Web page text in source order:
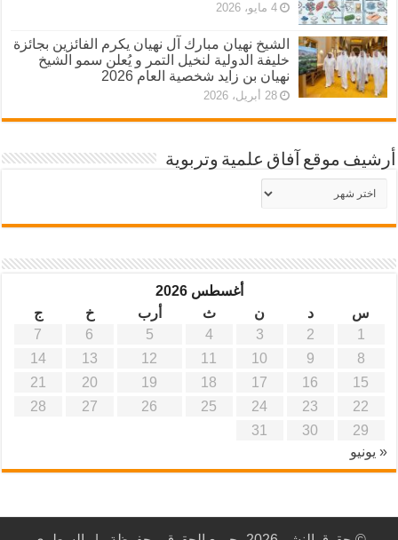
4 مايو، 2026
الشيخ نهيان مبارك آل نهيان يكرم الفائزين بجائزة
خليفة الدولية لنخيل التمر و يُعلن سمو الشيخ
نهيان بن زايد شخصية العام 2026
28 أبريل، 2026
أرشيف موقع آفاق علمية وتربوية
أرشيف
موقع
آفاق
أغسطس 2026
س
د ن ث أرب خ
ج
1
2
3
4
5
6
7
8
9
10
11
12
13
14
15
16
17
18
19
20
21
22
23
24
25
26
27
28
29
30
31
« يونيو